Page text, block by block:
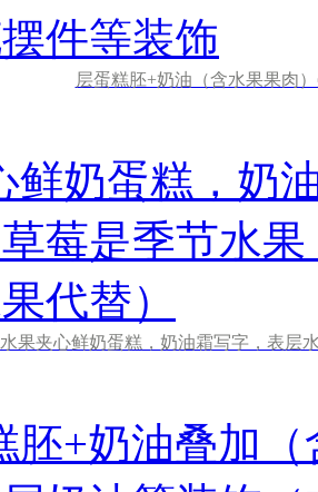
层蛋糕胚+奶油（含水果果肉
水果夹心鲜奶蛋糕，奶油霜写字，表层